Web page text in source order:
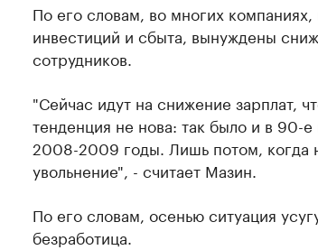
По его словам, во многих
инвестиций и сбыта, вынуждены
сотрудников.
"Сейчас идут на снижение зарплат,
тенденция не нова: так было и в 90-
2008-2009 годы. Лишь потом, когда
увольнение", - считает Мазин.
По его словам, осенью ситуация
безработица.